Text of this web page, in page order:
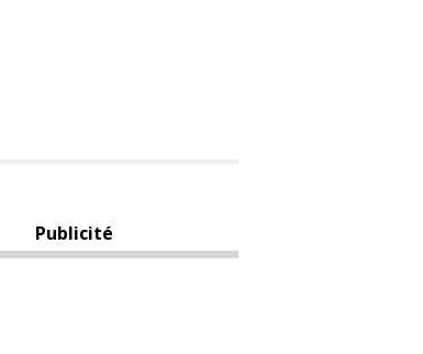
Publicité